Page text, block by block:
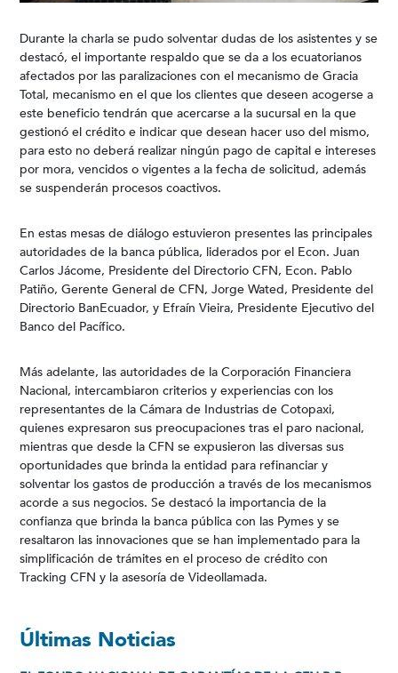
Durante la charla se pudo solventar dudas de los asistentes y se
destacó, el importante respaldo que se da a los ecuatorianos
afectados por las paralizaciones con el mecanismo de Gracia
Total, mecanismo en el que los clientes que deseen acogerse a
este beneficio tendrán que acercarse a la sucursal en la que
gestionó el crédito e indicar que desean hacer uso del mismo,
para esto no deberá realizar ningún pago de capital e intereses
por mora, vencidos o vigentes a la fecha de solicitud, además
se suspenderán procesos coactivos.
En estas mesas de diálogo estuvieron presentes las principales
autoridades de la banca pública, liderados por el Econ. Juan
Carlos Jácome, Presidente del Directorio CFN, Econ. Pablo
Patiño, Gerente General de CFN, Jorge Wated, Presidente del
Directorio BanEcuador, y Efraín Vieira, Presidente Ejecutivo del
Banco del Pacífico.
Más adelante, las autoridades de la Corporación Financiera
Nacional, intercambiaron criterios y experiencias con los
representantes de la Cámara de Industrias de Cotopaxi,
quienes expresaron sus preocupaciones tras el paro nacional,
mientras que desde la CFN se expusieron las diversas sus
oportunidades que brinda la entidad para refinanciar y
solventar los gastos de producción a través de los mecanismos
acorde a sus negocios. Se destacó la importancia de la
confianza que brinda la banca pública con las Pymes y se
resaltaron las innovaciones que se han implementado para la
simplificación de trámites en el proceso de crédito con
Tracking CFN y la asesoría de Videollamada.
Últimas Noticias